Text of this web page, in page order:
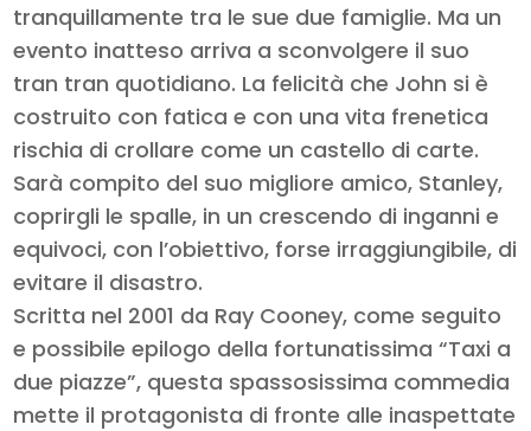
tranquillamente tra le sue due famiglie. Ma un
evento inatteso arriva a sconvolgere il suo
tran tran quotidiano. La felicità che John si è
costruito con fatica e con una vita frenetica
rischia di crollare come un castello di carte.
Sarà compito del suo migliore amico, Stanley,
coprirgli le spalle, in un crescendo di inganni e
equivoci, con l’obiettivo, forse irraggiungibile, di
evitare il disastro.
Scritta nel 2001 da Ray Cooney, come seguito
e possibile epilogo della fortunatissima “Taxi a
due piazze”, questa spassosissima commedia
mette il protagonista di fronte alle inaspettate